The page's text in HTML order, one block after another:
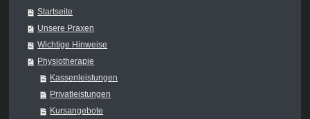
Startseite
Unsere Praxen
Wichtige Hinweise
Physiotherapie
Kassenleistungen
Privatleistungen
Kursangebote